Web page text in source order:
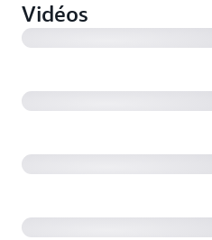
Vidéos